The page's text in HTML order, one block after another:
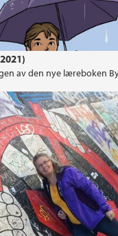
av den nye læreboken